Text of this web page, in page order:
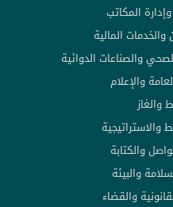
المكاتب
والخدمات المالية
والصناعات الدوائية
والإعلام
والغاز
والاستراتيجية
والكتابة
والبيئة
والقضاء